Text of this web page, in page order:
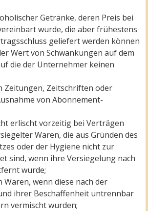
Getränke, deren Preis bei
wurde, die aber frühestens
geliefert werden können
Wert von Schwankungen auf dem
die der Unternehmer keinen
Zeitungen, Zeitschriften oder
von Abonnement-
erlischt vorzeitig bei Verträgen
Waren, die aus Gründen des
oder der Hygiene nicht zur
sind, wenn ihre Versiegelung nach
wurde;
wenn diese nach der
ihrer Beschaffenheit untrennbar
vermischt wurden;